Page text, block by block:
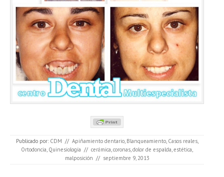
Publicado por: CDM // Apiñamiento dentario, Blanqueamiento, Casos reales,
Ortodoncia, Quinesiología // cerámica,coronas,dolor de espalda,estética,
malposición // septiembre 9, 2013